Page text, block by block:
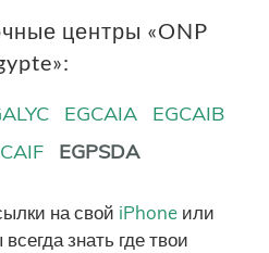
центры «ONP
EGCAIA
EGCAIB
EGPSDA
на свой iPhone или
знать где твои